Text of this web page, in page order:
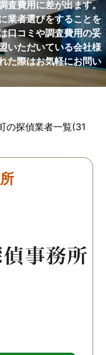
査費用に差が出ます。
業者選びをすることを
口コミや調査費用の妥
いただいている会社様
た際はお気軽にお問い
の探偵業者一覧(31